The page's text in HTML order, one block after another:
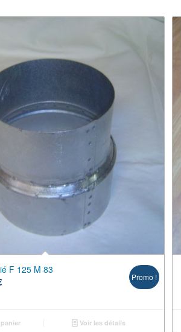
F 125 M 83
Promo !
Voir les détails